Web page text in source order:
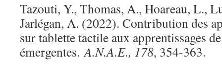
Tazouti, Y., Thomas, A., Hoareau, L.,
Jarlégan, A. (2022). Contribution des
sur tablette tactile aux apprentissages
émergentes.A.N.A.E., 178, 354-363.